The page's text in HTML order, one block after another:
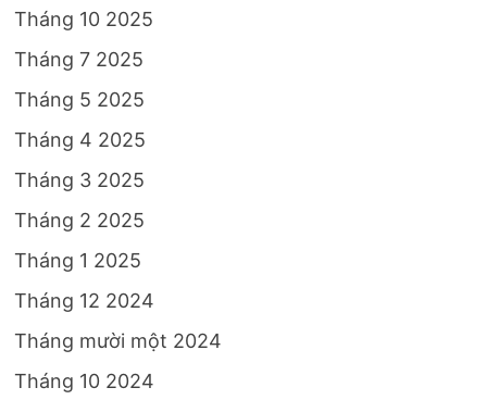
Tháng 10 2025
Tháng 7 2025
Tháng 5 2025
Tháng 4 2025
Tháng 3 2025
Tháng 2 2025
Tháng 1 2025
Tháng 12 2024
Tháng mười một 2024
Tháng 10 2024